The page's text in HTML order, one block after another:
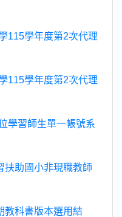
115學年度第2次代理
115學年度第2次代理
學習師生單一帳號系
扶助國小非現職教師
教科書版本選用結